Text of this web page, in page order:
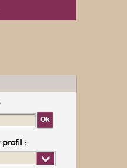
profil :